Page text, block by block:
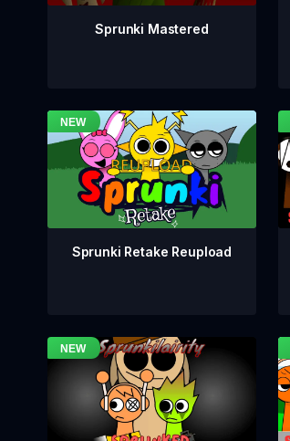
Sprunki Mastered
Sprunki Retake Reupload